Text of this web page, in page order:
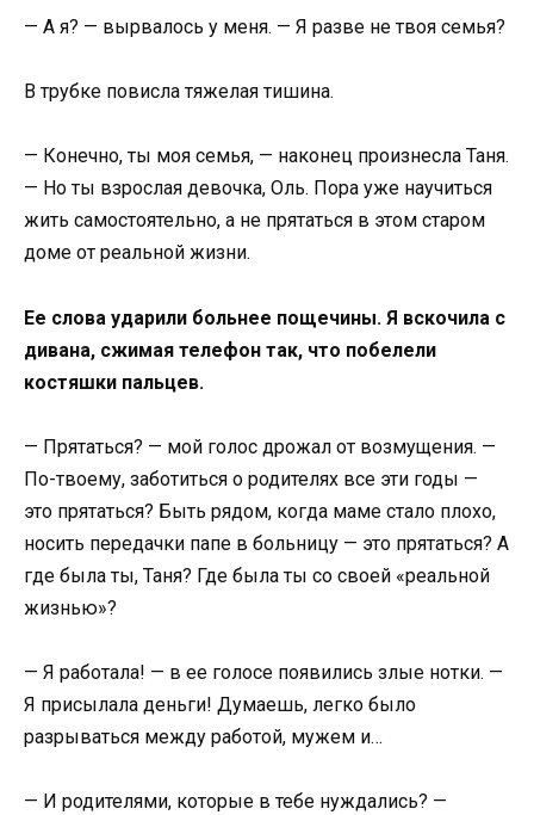
— А я? — вырвалось у меня. — Я разве не твоя семья?
В трубке повисла тяжелая тишина.
— Конечно, ты моя семья, — наконец произнесла Таня.
— Но ты взрослая девочка, Оль. Пора уже научиться
жить самостоятельно, а не прятаться в этом старом
доме от реальной жизни.
Ее слова ударили больнее пощечины. Я вскочила с
дивана, сжимая телефон так, что побелели
костяшки пальцев.
— Прятаться? — мой голос дрожал от возмущения. —
По-твоему, заботиться о родителях все эти годы —
это прятаться? Быть рядом, когда маме стало плохо,
носить передачки папе в больницу — это прятаться? А
где была ты, Таня? Где была ты со своей «реальной
жизнью»?
— Я работала! — в ее голосе появились злые нотки. —
Я присылала деньги! Думаешь, легко было
разрываться между работой, мужем и…
— И родителями, которые в тебе нуждались? —